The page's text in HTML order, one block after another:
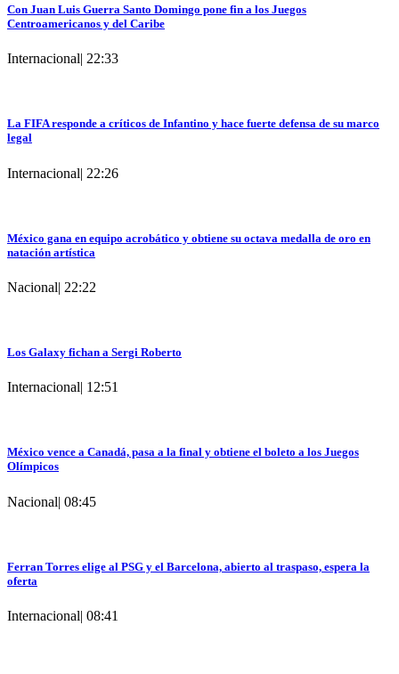
Con Juan Luis Guerra Santo Domingo pone fin a los Juegos
Centroamericanos y del Caribe
Internacional| 22:33
La FIFA responde a críticos de Infantino y hace fuerte defensa de su marco
legal
Internacional| 22:26
México gana en equipo acrobático y obtiene su octava medalla de oro en
natación artística
Nacional| 22:22
Los Galaxy fichan a Sergi Roberto
Internacional| 12:51
México vence a Canadá, pasa a la final y obtiene el boleto a los Juegos
Olímpicos
Nacional| 08:45
Ferran Torres elige al PSG y el Barcelona, abierto al traspaso, espera la
oferta
Internacional| 08:41